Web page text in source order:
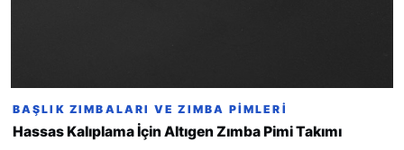
BAŞLIK ZIMBALARI VE ZIMBA PIMLERI
Hassas Kalıplama İçin Altıgen Zımba Pimi Takımı